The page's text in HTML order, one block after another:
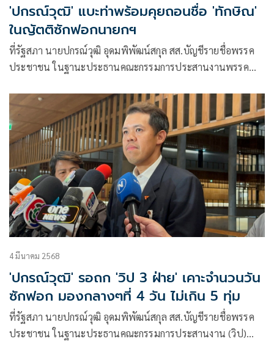
'ปกรณ์วุฒิ' แบะท่าพร้อมคุยถอนชื่อ 'ทักษิณ'
ในญัตติซักฟอกนายกฯ
ที่รัฐสภา นายปกรณ์วุฒิ อุดมพิพัฒน์สกุล สส.บัญชีรายชื่อพรรค
ประชาชน ในฐานะประธานคณะกรรมการประสานงานพรรค
4 มีนาคม 2568
'ปกรณ์วุฒิ' รอถก 'วิป 3 ฝ่าย' เคาะจำนวนวัน
ซักฟอก มองกลางๆที่ 4 วัน ไม่เกิน 5 ทุ่ม
ที่รัฐสภา นายปกรณ์วุฒิ อุดมพิพัฒน์สกุล สส.บัญชีรายชื่อพรรค
ประชาชน ในฐานะประธานคณะกรรมการประสานงาน (วิป)